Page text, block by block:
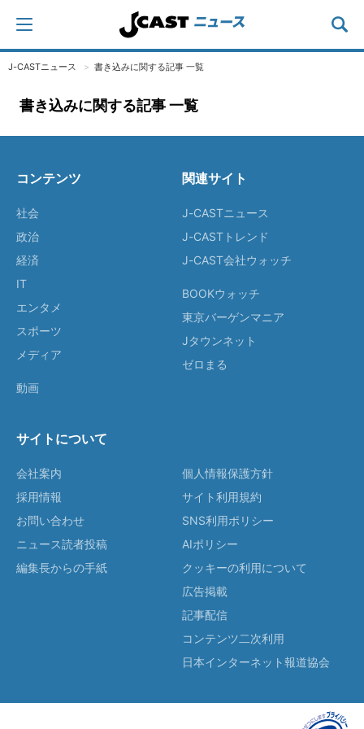
J-CASTニュース 書き込みに関する記事 一覧
書き込みに関する記事 一覧
コンテンツ
社会
政治
経済
IT
エンタメ
スポーツ
メディア
動画
関連サイト
J-CASTニュース
J-CASTトレンド
J-CAST会社ウォッチ
BOOKウォッチ
東京バーゲンマニア
Jタウンネット
ゼロまる
サイトについて
会社案内
採用情報
お問い合わせ
ニュース読者投稿
編集長からの手紙
個人情報保護方針
サイト利用規約
SNS利用ポリシー
AIポリシー
クッキーの利用について
広告掲載
記事配信
コンテンツ二次利用
日本インターネット報道協会